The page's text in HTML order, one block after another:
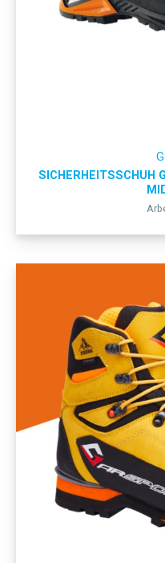
SICHERHEITSSCHUH